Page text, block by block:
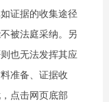
证据的收集途径
被法庭采纳。另
也无法发挥其应
准备、证据收
点击网页底部